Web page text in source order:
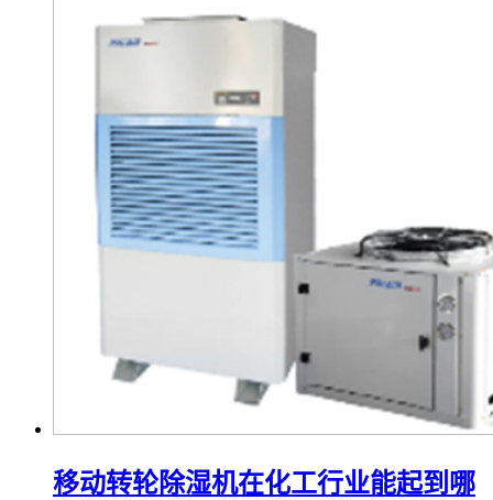
移动转轮除湿机在化工行业能起到哪